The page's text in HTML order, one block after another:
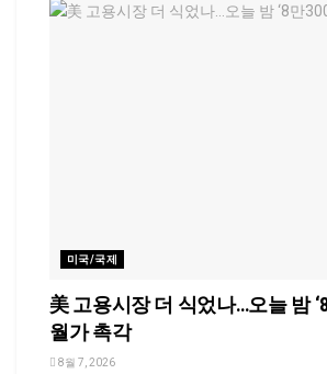
미국/국제
美 고용시장 더 식었나…오늘 밤
월가 촉각
8월 7, 2026